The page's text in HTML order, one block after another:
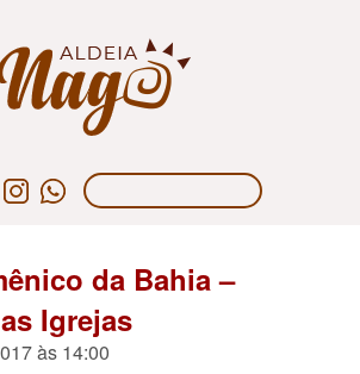
da Bahia –
Igrejas
às 14:00